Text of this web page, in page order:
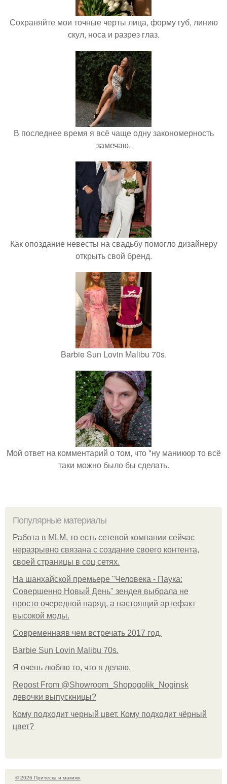
Сохраняйте мои точные черты лица, форму губ, линию
скул, носа и разрез глаз.
В последнее время я всё чаще одну закономерность
замечаю.
Как опоздание невесты на свадьбу помогло дизайнеру
открыть свой бренд.
Barbie Sun Lovin Malibu 70s.
Мой ответ на комментарий о том, что "ну маникюр то всё
таки можно было бы сделать.
Популярные материалы
Работа в MLM, то есть сетевой компании сейчас
неразрывно связана с создание своего контента,
своей страницы в соц сетях.
На шанхайской премьере "Человека - Паука:
Совершенно Новый День" зендея выбрала не
просто очередной наряд, а настоящий артефакт
высокой моды.
Современнаяв чем встречать 2017 год.
Barbie Sun Lovin Malibu 70s.
Я очень люблю то, что я делаю.
Repost From @Showroom_Shopogolik_Noginsk
девочки выпускницы?
Кому подходит черный цвет. Кому подходит чёрный
цвет?
© 2026 Прическа и макияж